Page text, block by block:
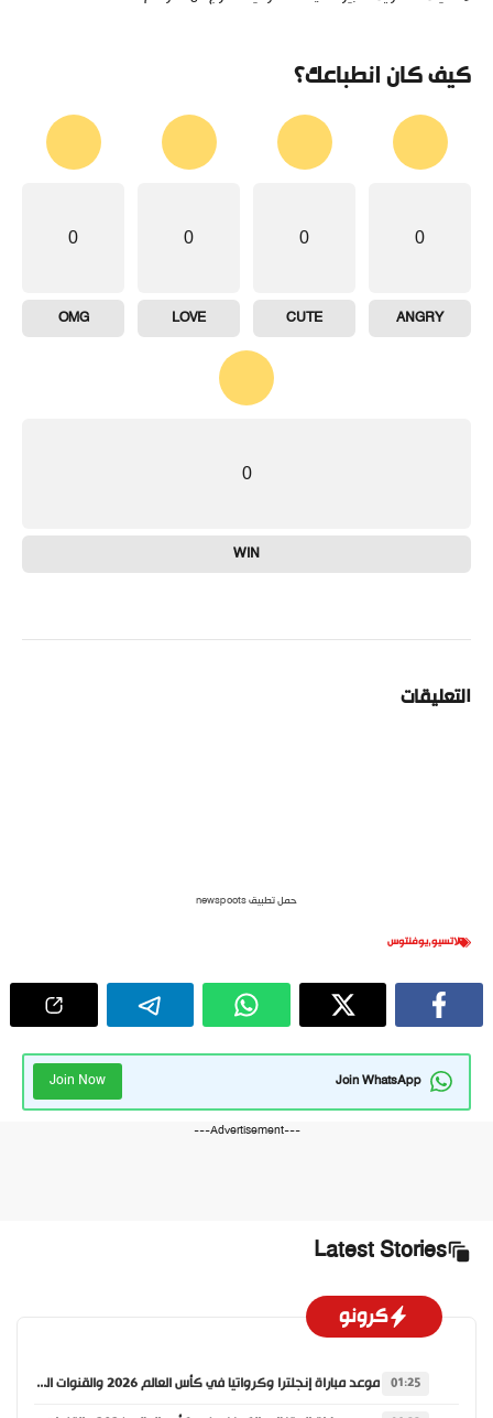
كيف كان انطباعك؟
0
ANGRY
0
CUTE
0
LOVE
0
OMG
0
WIN
التعليقات
حمل تطبيق newspoots
لاتسيو,يوفنتوس
Join WhatsApp
Join Now
---Advertisement---
Latest Stories
كرونو
01:25 موعد مباراة إنجلترا وكرواتيا في كأس العالم 2026 والقنوات الناقلة